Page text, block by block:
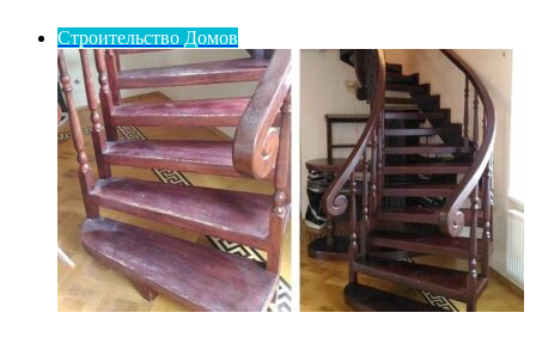
Строительство Домов